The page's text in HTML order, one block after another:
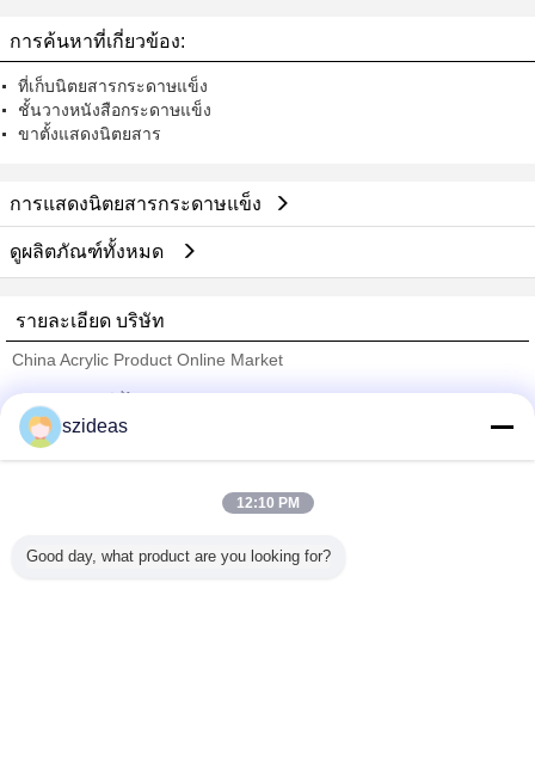
การค้นหาที่เกี่ยวข้อง:
ที่เก็บนิตยสารกระดาษแข็ง
ชั้นวางหนังสือกระดาษแข็ง
ขาตั้งแสดงนิตยสาร
การแสดงนิตยสารกระดาษแข็ง
ดูผลิตภัณฑ์ทั้งหมด
รายละเอียด บริษัท
China Acrylic Product Online Market
Trust Seal
ผลิตภัณฑ์ทั้งหมด
szideas
12:10 PM
Good day, what product are you looking for?